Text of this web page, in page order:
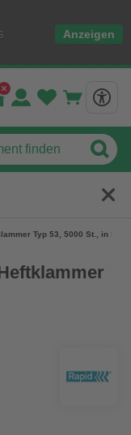
Anzeigen
Typ 53, 5000 St., in